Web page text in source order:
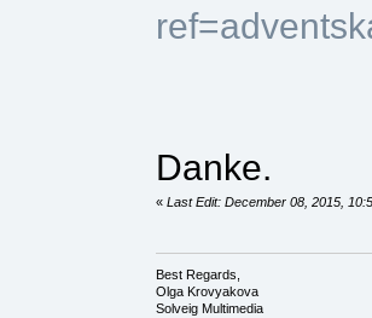
Danke.
« Last Edit: December 08, 2015,
Best Regards,
Olga Krovyakova
Solveig Multimedia